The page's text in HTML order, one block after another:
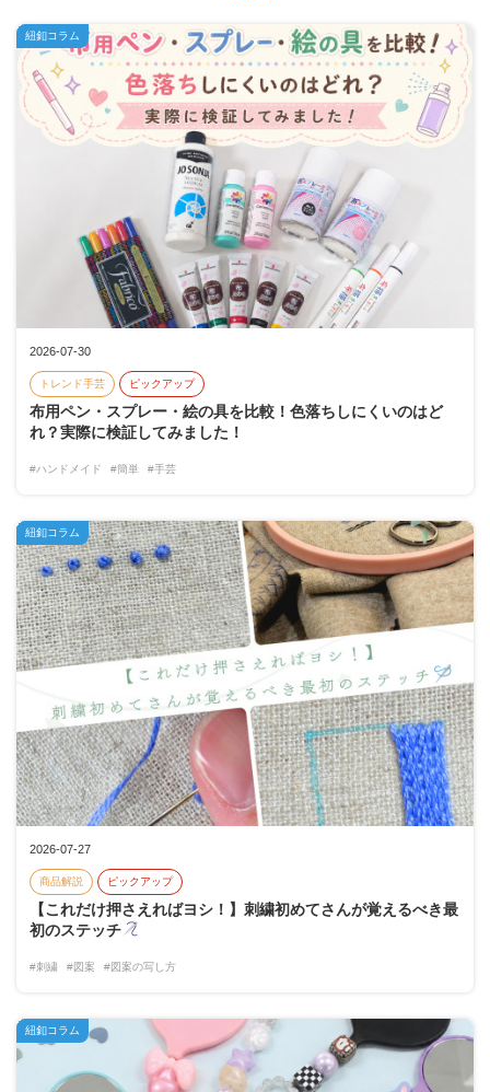
2026-07-30
トレンド手芸 ピックアップ
布用ペン・スプレー・絵の具を比較！色落ちしにくいのはど
れ？実際に検証してみました！
#ハンドメイド #簡単 #手芸
紐釦コラム
2026-07-27
商品解説 ピックアップ
【これだけ押さえればヨシ！】刺繍初めてさんが覚えるべき最
初のステッチ
#刺繍 #図案 #図案の写し方
紐釦コラム
紐釦コラム